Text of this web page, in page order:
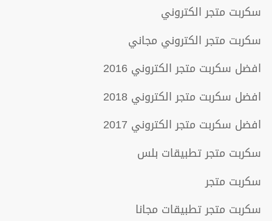
سكربت متجر الكتروني
سكربت متجر الكتروني مجاني
افضل سكربت متجر الكتروني 2016
افضل سكربت متجر الكتروني 2018
افضل سكربت متجر الكتروني 2017
سكربت متجر تطبيقات بلس
سكربت متجر
سكربت متجر تطبيقات مجانا